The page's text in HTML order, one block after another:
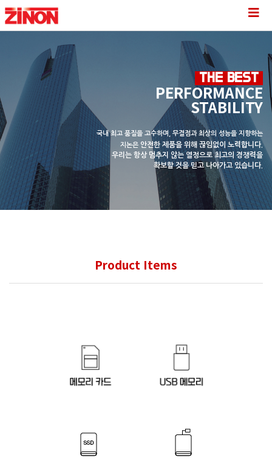
THE BEST
PERFORMANCE
STABILITY
국내 최고 품질을 고수하며, 무결점과 최상의 성능을 지향하는
지논은 안전한 제품을 위해 끊임없이 노력합니다.
우리는 항상 멈추지 않는 열정으로최고의 경쟁력을
확보할 것을 믿고 나아가고 있습니다.
Product Items